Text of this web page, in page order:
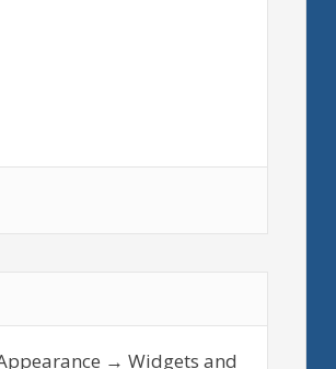
→ Widgets and